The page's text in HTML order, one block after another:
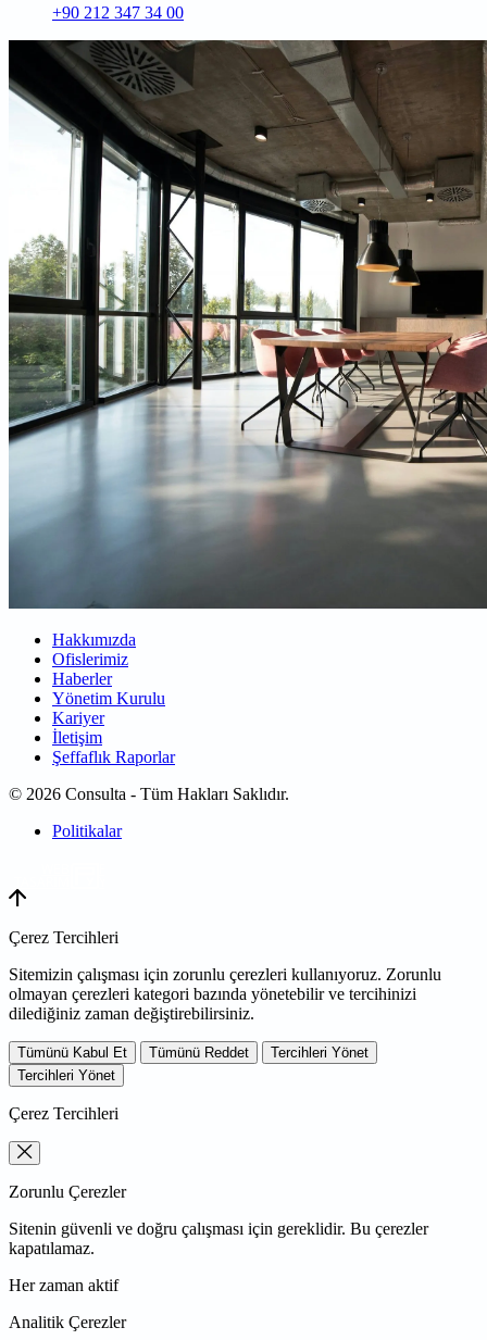
+90 212 347 34 00
Hakkımızda
Ofislerimiz
Haberler
Yönetim Kurulu
Kariyer
İletişim
Şeffaflık Raporlar
© 2026 Consulta - Tüm Hakları Saklıdır.
Politikalar
Çerez Tercihleri
Sitemizin çalışması için zorunlu çerezleri kullanıyoruz. Zorunlu
olmayan çerezleri kategori bazında yönetebilir ve tercihinizi
dilediğiniz zaman değiştirebilirsiniz.
Tümünü Kabul Et Tümünü Reddet
Tercihleri Yönet
Tercihleri Yönet
Çerez Tercihleri
Zorunlu Çerezler
Sitenin güvenli ve doğru çalışması için gereklidir. Bu çerezler
kapatılamaz.
Her zaman aktif
Analitik Çerezler